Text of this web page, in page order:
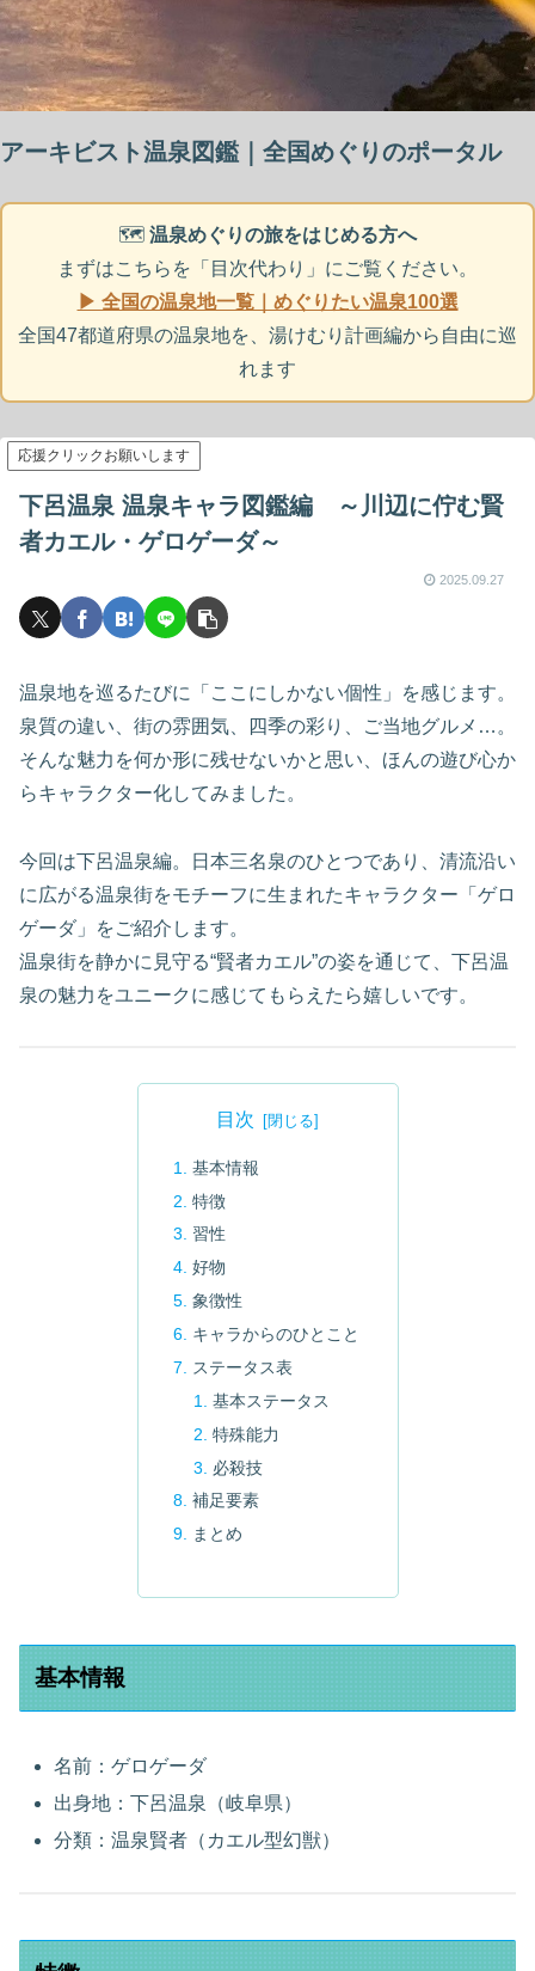
アーキビスト温泉図鑑｜全国めぐりのポータル
🗺️ 温泉めぐりの旅をはじめる方へ
まずはこちらを「目次代わり」にご覧ください。
▶ 全国の温泉地一覧｜めぐりたい温泉100選
全国47都道府県の温泉地を、湯けむり計画編から自由に巡
れます
応援クリックお願いします
下呂温泉 温泉キャラ図鑑編 ～川辺に佇む賢
者カエル・ゲロゲーダ～
2025.09.27
温泉地を巡るたびに「ここにしかない個性」を感じます。
泉質の違い、街の雰囲気、四季の彩り、ご当地グルメ…。
そんな魅力を何か形に残せないかと思い、ほんの遊び心か
らキャラクター化してみました。
今回は下呂温泉編。日本三名泉のひとつであり、清流沿い
に広がる温泉街をモチーフに生まれたキャラクター「ゲロ
ゲーダ」をご紹介します。
温泉街を静かに見守る“賢者カエル”の姿を通じて、下呂温
泉の魅力をユニークに感じてもらえたら嬉しいです。
目次
基本情報
特徴
習性
好物
象徴性
キャラからのひとこと
ステータス表
基本ステータス
特殊能力
必殺技
補足要素
まとめ
基本情報
名前：ゲロゲーダ
出身地：下呂温泉（岐阜県）
分類：温泉賢者（カエル型幻獣）